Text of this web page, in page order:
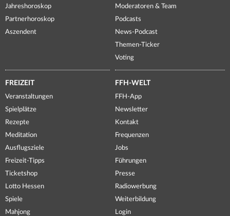
Jahreshoroskop
Partnerhoroskop
Aszendent
Moderatoren & Team
Podcasts
News-Podcast
Themen-Ticker
Voting
FREIZEIT
Veranstaltungen
Spielplätze
Rezepte
Meditation
Ausflugsziele
Freizeit-Tipps
Ticketshop
Lotto Hessen
Spiele
Mahjong
FFH-WELT
FFH-App
Newsletter
Kontakt
Frequenzen
Jobs
Führungen
Presse
Radiowerbung
Weiterbildung
Login